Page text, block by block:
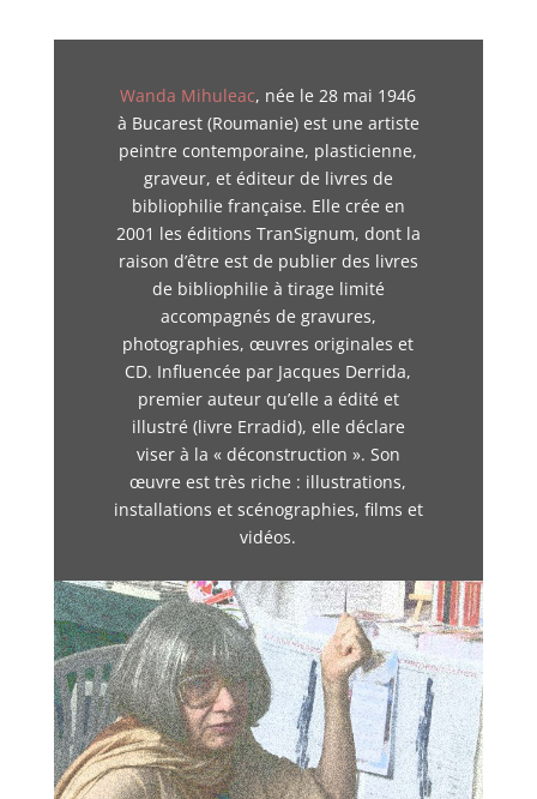
Wanda Mihuleac, née le 28 mai 1946
à Bucarest (Roumanie) est une artiste
peintre contemporaine, plasticienne,
graveur, et éditeur de livres de
bibliophilie française. Elle crée en
2001 les éditions TranSignum, dont la
raison d’être est de publier des livres
de bibliophilie à tirage limité
accompagnés de gravures,
photographies, œuvres originales et
CD. Influencée par Jacques Derrida,
premier auteur qu’elle a édité et
illustré (livre Erradid), elle déclare
viser à la « déconstruction ». Son
œuvre est très riche : illustrations,
installations et scénographies, films et
vidéos.